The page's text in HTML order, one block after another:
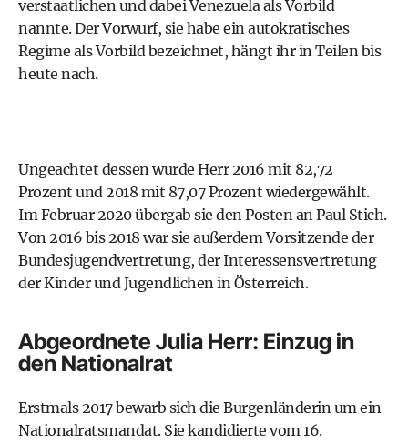
verstaatlichen und dabei Venezuela als Vorbild
nannte. Der Vorwurf, sie habe ein autokratisches
Regime als Vorbild bezeichnet, hängt ihr in Teilen bis
heute nach.
Ungeachtet dessen wurde Herr 2016 mit 82,72
Prozent und 2018 mit 87,07 Prozent wiedergewählt.
Im Februar 2020 übergab sie den Posten an Paul Stich.
Von 2016 bis 2018 war sie außerdem Vorsitzende der
Bundesjugendvertretung, der Interessensvertretung
der Kinder und Jugendlichen in Österreich.
Abgeordnete Julia Herr: Einzug in
den Nationalrat
Erstmals 2017 bewarb sich die Burgenländerin um ein
Nationalratsmandat. Sie kandidierte vom 16.